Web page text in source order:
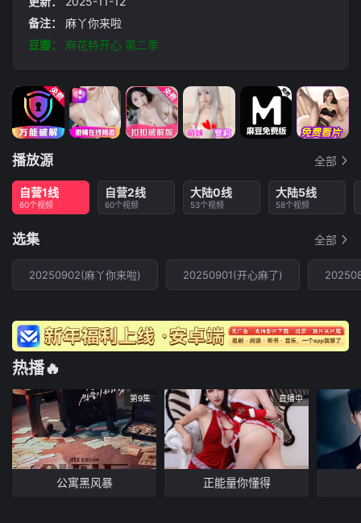
备注：
麻丫你来啦
豆瓣：
麻花特开心 第二季
播放源 全部
自营1线
60个视频
自营2线
60个视频
大陆0线
53个视频
大陆5线
58个视频
选集 全部
20250902(麻丫你来啦) 20250901(开心麻了)
热播🔥
第9集
公寓黑风暴
直播中
正能量你懂得